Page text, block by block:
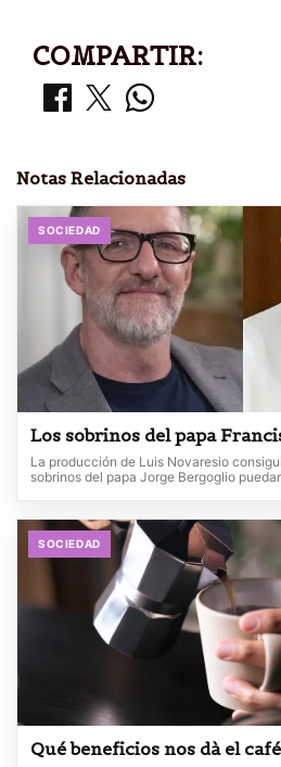
COMPARTIR:
Notas Relacionadas
SOCIEDAD
Los sobrinos del papa
La producción de Luis Novaresio
sobrinos del papa Jorge Bergoglio
SOCIEDAD
Qué beneficios nos dà el café